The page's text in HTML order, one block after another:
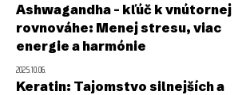
Ashwagandha – kľúč k vnútornej
rovnováhe: Menej stresu, viac
energie a harmónie
2025.10.06.
Keratin: Tajomstvo silnejších a